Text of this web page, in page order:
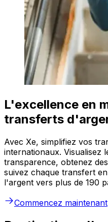
L'excellence en
transferts
Avec Xe, simplifiez vos
internationaux. Visualisez
transparence, obtenez
suivez chaque transfert
l'argent vers plus de 190
Commencez maintenant